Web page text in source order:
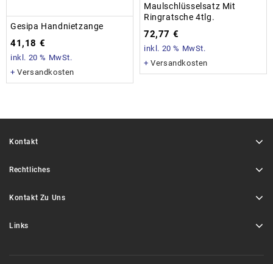
Gesipa Handnietzange
41,18 €
inkl. 20 % MwSt.
+Versandkosten
Maulschlüsselsatz Mit
Ringratsche 4tlg.
72,77 €
inkl. 20 % MwSt.
+Versandkosten
Kontakt
Rechtliches
Kontakt Zu Uns
Links